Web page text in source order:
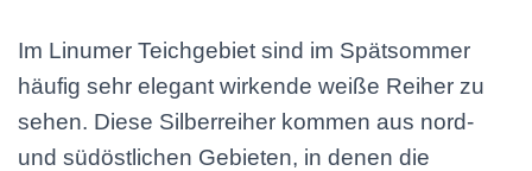
Im Linumer Teichgebiet sind im Spätsommer
häufig sehr elegant wirkende weiße Reiher zu
sehen. Diese Silberreiher kommen aus nord-
und südöstlichen Gebieten, in denen die